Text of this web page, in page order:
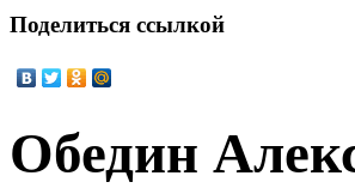
Поделиться ссылкой
Обедин